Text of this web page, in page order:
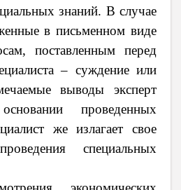
знаний. В случае
в письменном виде
поставленным перед
– суждение или
выводы эксперт
проведенных
же излагает свое
специальных